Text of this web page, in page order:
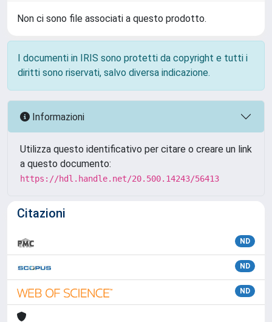
Non ci sono file associati a questo prodotto.
I documenti in IRIS sono protetti da copyright e tutti i
diritti sono riservati, salvo diversa indicazione.
Informazioni
Utilizza questo identificativo per citare o creare un link
a questo documento:
https://hdl.handle.net/20.500.14243/56413
Citazioni
ND
ND
ND